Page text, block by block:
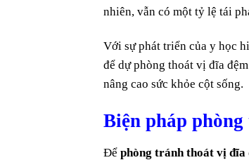
nhiên, vẫn có một tỷ lệ tái
Với sự phát triển của y học
để dự phòng thoát vị đĩa
nâng cao sức khỏe cột sống.
Biện pháp
Để phòng tránh thoát vị đĩa